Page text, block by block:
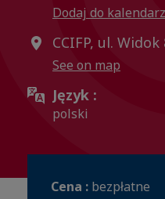
Dodaj do
CCIFP, ul.
See on map
Język :
polski
Cena : bezpłatne